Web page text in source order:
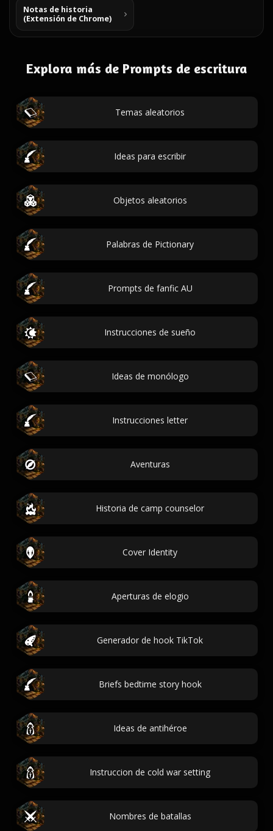
Notas de historia
(Extensión de Chrome)
Explora más de Prompts de escritura
Temas aleatorios
Ideas para escribir
Objetos aleatorios
Palabras de Pictionary
Prompts de fanfic AU
Instrucciones de sueño
Ideas de monólogo
Instrucciones letter
Aventuras
Historia de camp counselor
Cover Identity
Aperturas de elogio
Generador de hook TikTok
Briefs bedtime story hook
Ideas de antihéroe
Instruccion de cold war setting
Nombres de batallas